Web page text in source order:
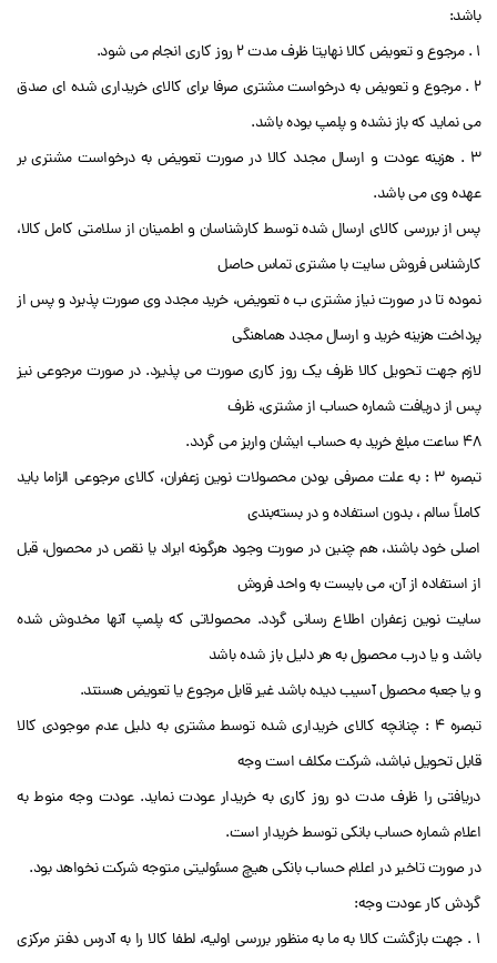
باشد:
1 . مرجوع و تعویض کالا نهایتا ظرف مدت ۲ روز کاری انجام می شود.
2 . مرجوع و تعویض به درخواست مشتری صرفا برای کالای خریداری شده ای صدق
می نماید که باز نشده و پلمپ بوده باشد.
3 . هزینه عودت و ارسال مجدد کالا در صورت تعویض به درخواست مشتری بر
عهده وی می باشد.
پس از بررسی کالای ارسال شده توسط کارشناسان و اطمینان از سلامتی کامل کالا،
کارشناس فروش سایت با مشتری تماس حاصل
نموده تا در صورت نیاز مشتری ب ه تعویض، خرید مجدد وی صورت پذیرد و پس از
پرداخت هزینه خرید و ارسال مجدد هماهنگی
لازم جهت تحویل کالا ظرف یک روز کاری صورت می پذیرد. در صورت مرجوعی نیز
پس از دریافت شماره حساب از مشتری، ظرف
48 ساعت مبلغ خرید به حساب ایشان واریز می گردد.
تبصره 3 : به علت مصرفی بودن محصولات نوین زعفران، کالای مرجوعی الزاما باید
کاملاً سالم ، بدون استفاده و در بسته‌بندی
اصلی خود باشند، هم چنین در صورت وجود هرگونه ایراد یا نقص در محصول، قبل
از استفاده از آن، می بایست به واحد فروش
سایت نوین زعفران اطلاع رسانی گردد. محصولاتی که پلمپ آنها مخدوش شده
باشد و یا درب محصول به هر دلیل باز شده باشد
و یا جعبه محصول آسیب دیده باشد غیر قابل مرجوع یا تعویض هستند.
تبصره 4 : چنانچه کالای خریداری شده توسط مشتری به دلیل عدم موجودی کالا
قابل تحویل نباشد، شرکت مکلف است وجه
دریافتی را ظرف مدت دو روز کاری به خریدار عودت نماید. عودت وجه منوط به
اعلام شماره حساب بانکی توسط خریدار است.
در صورت تاخیر در اعلام حساب بانکی هیچ مسئولیتی متوجه شرکت نخواهد بود.
گردش کار عودت وجه:
1 . جهت بازگشت کالا به ما به منظور بررسی اولیه، لطفا کالا را به آدرس دفتر مرکزی